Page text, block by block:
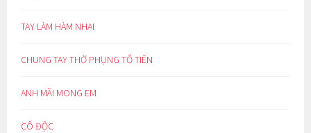
TAY LÀM HÀM NHAI
CHUNG TAY THỜ PHỤNG TỔ TIÊN
ANH MÃI MONG EM
CÔ ĐỘC